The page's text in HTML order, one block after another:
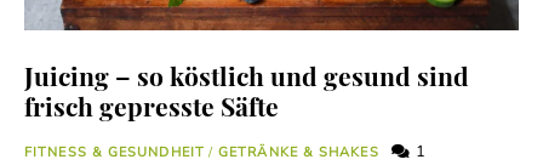
Juicing – so köstlich und gesund sind
frisch gepresste Säfte
FITNESS & GESUNDHEIT / GETRÄNKE & SHAKES 1